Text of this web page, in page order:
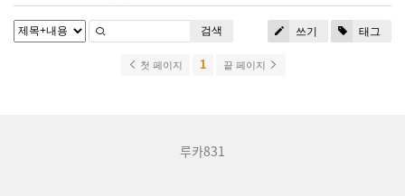
쓰기 태그
검색
첫 페이지 1 끝 페이지
루카831